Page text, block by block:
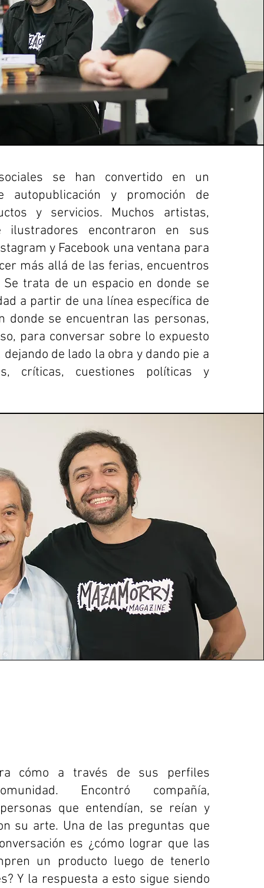
se han convertido en un
autopublicación y promoción de
y servicios. Muchos artistas,
ilustradores encontraron en sus
y Facebook una ventana para
más allá de las ferias, encuentros
trata de un espacio en donde se
a partir de una línea específica de
donde se encuentran las personas,
para conversar sobre lo expuesto
de lado la obra y dando pie a
críticas, cuestiones políticas y
cómo a través de sus perfiles
Encontró compañía,
que entendían, se reían y
su arte. Una de las preguntas que
es ¿cómo lograr que las
un producto luego de tenerlo
Y la respuesta a esto sigue siendo